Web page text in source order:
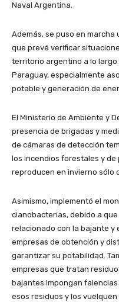
Naval Argentina.
Además, se puso en marcha
que prevé verificar
territorio argentino a lo largo
Paraguay, especialmente
potable y generación de
El Ministerio de Ambiente y
presencia de brigadas y
de cámaras de detección
los incendios forestales y de
reproducen en invierno sólo
Asimismo, implementó el
cianobacterias, debido a
relacionado con la bajante y
empresas de obtención y
garantizar su potabilidad.
empresas que tratan
bajantes impongan
esos residuos y los